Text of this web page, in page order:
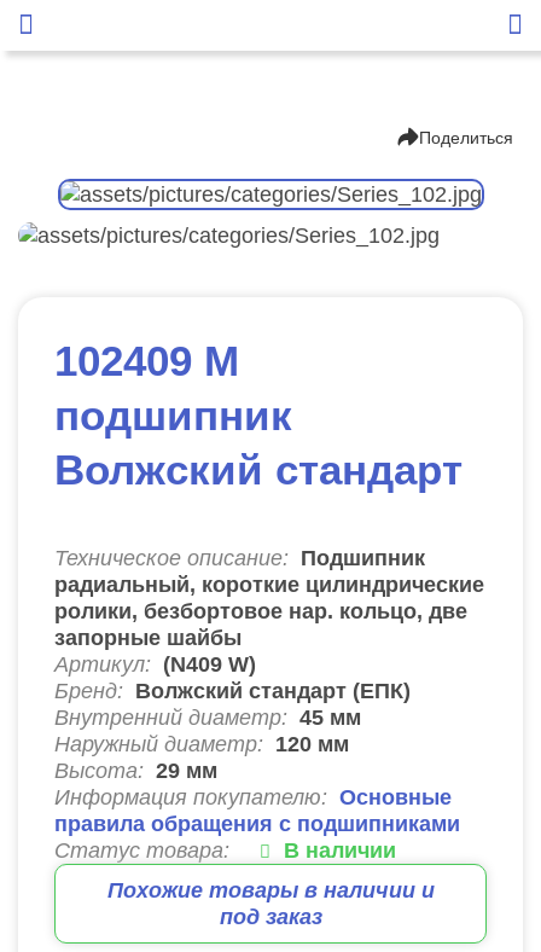
Поделиться
102409 М
подшипник
Волжский стандарт
Техническое описание: Подшипник
радиальный, короткие цилиндрические
ролики, безбортовое нар. кольцо, две
запорные шайбы
Артикул: (N409 W)
Бренд: Волжский стандарт (ЕПК)
Внутренний диаметр: 45 мм
Наружный диаметр: 120 мм
Высота: 29 мм
Информация покупателю: Основные
правила обращения с подшипниками
Статус товара:
В наличии
Похожие товары в наличии и
под заказ